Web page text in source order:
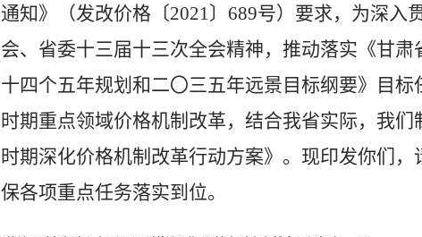
通知》（发改价格〔2021〕689号）要求，为深入
会、省委十三届十三次全会精神，推动落实《甘
十四个五年规划和二〇三五年远景目标纲要》目标
时期重点领域价格机制改革，结合我省实际，我们
时期深化价格机制改革行动方案》。现印发你们
保各项重点任务落实到位。